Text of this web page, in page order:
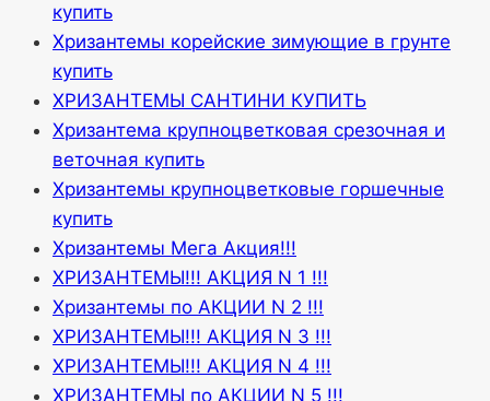
купить
Хризантемы корейские зимующие в грунте
купить
ХРИЗАНТЕМЫ САНТИНИ КУПИТЬ
Хризантема крупноцветковая срезочная и
веточная купить
Хризантемы крупноцветковые горшечные
купить
Хризантемы Мега Акция!!!
ХРИЗАНТЕМЫ!!! АКЦИЯ N 1 !!!
Хризантемы по АКЦИИ N 2 !!!
ХРИЗАНТЕМЫ!!! АКЦИЯ N 3 !!!
ХРИЗАНТЕМЫ!!! АКЦИЯ N 4 !!!
ХРИЗАНТЕМЫ по АКЦИИ N 5 !!!